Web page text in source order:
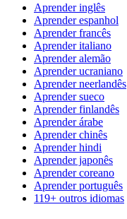
Aprender inglês
Aprender espanhol
Aprender francês
Aprender italiano
Aprender alemão
Aprender ucraniano
Aprender neerlandês
Aprender sueco
Aprender finlandês
Aprender árabe
Aprender chinês
Aprender hindi
Aprender japonês
Aprender coreano
Aprender português
119+ outros idiomas